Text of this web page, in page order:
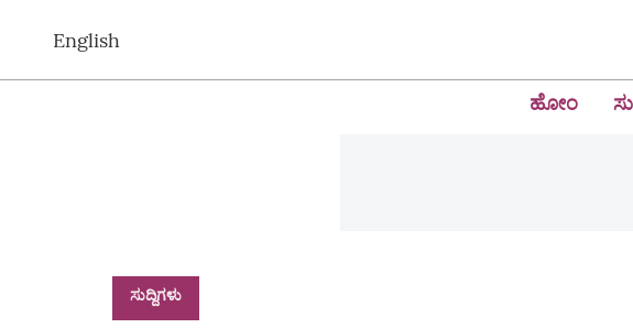
English
ಹೋಂ
ಸುದ್ದಿಗಳು